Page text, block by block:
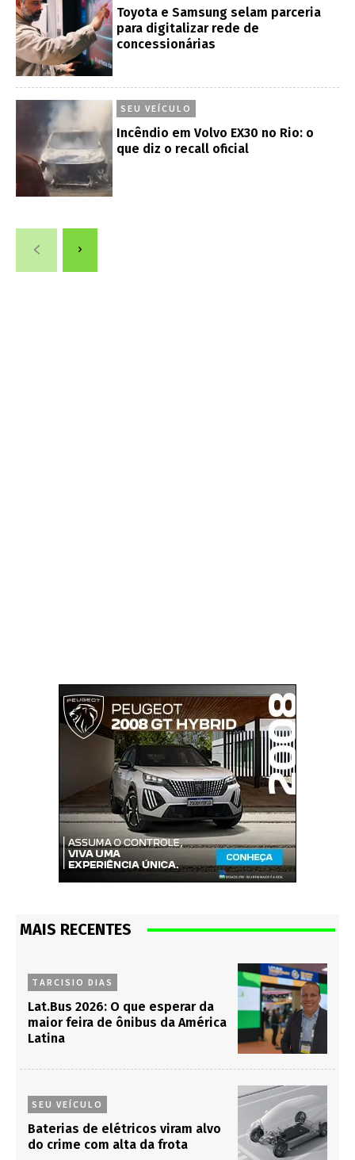
Toyota e Samsung selam parceria
para digitalizar rede de
concessionárias
SEU VEÍCULO
Incêndio em Volvo EX30 no Rio: o
que diz o recall oficial
MAIS RECENTES
TARCISIO DIAS
Lat.Bus 2026: O que esperar da
maior feira de ônibus da América
Latina
SEU VEÍCULO
Baterias de elétricos viram alvo
do crime com alta da frota